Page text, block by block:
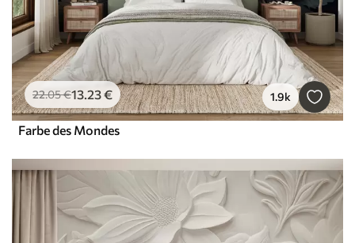
22.05€13.23€ 1.9k
Farbe des Mondes